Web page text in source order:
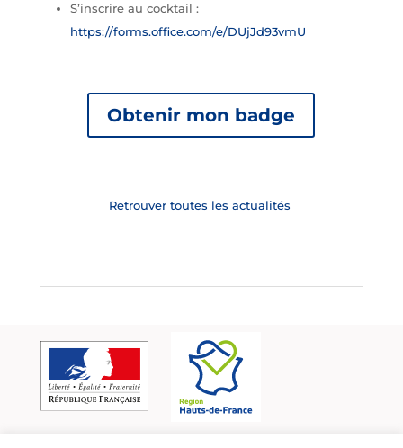
S’inscrire au cocktail :
https://forms.office.com/e/DUjJd93vmU
Obtenir mon badge
Retrouver toutes les actualités